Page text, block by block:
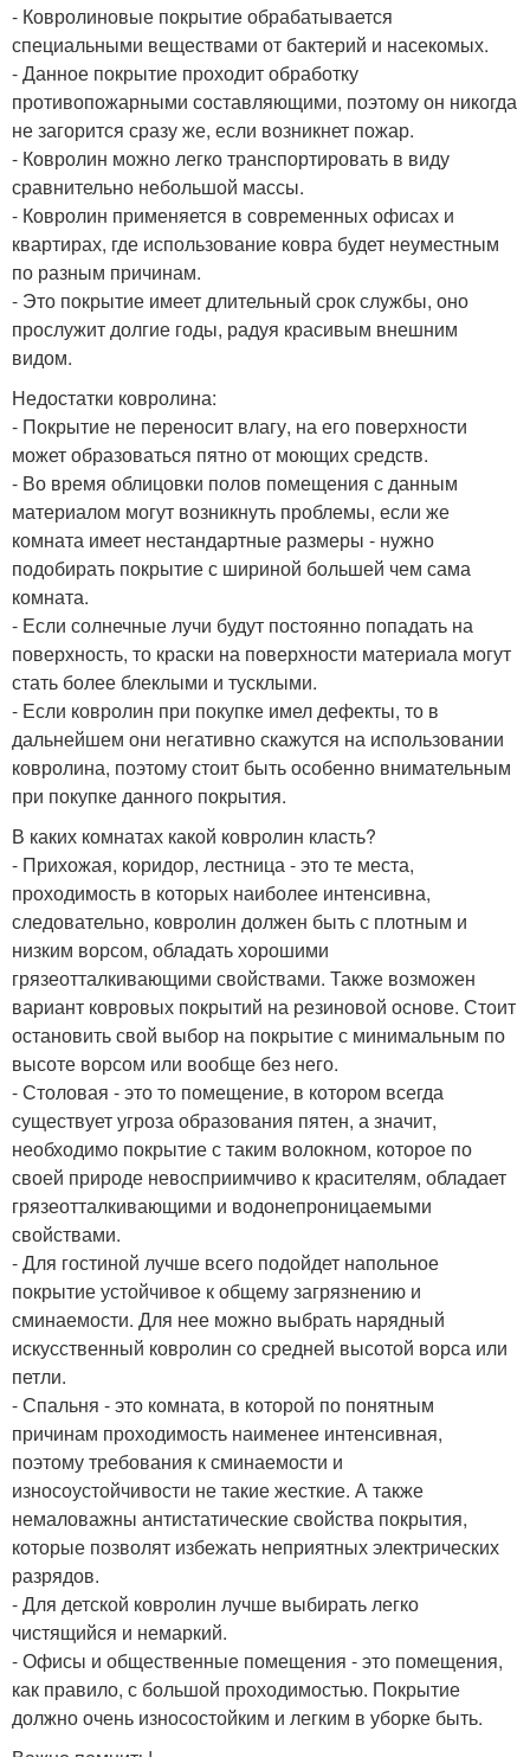
- Ковролиновые покрытие обрабатывается
специальными веществами от бактерий и насекомых.
- Данное покрытие проходит обработку
противопожарными составляющими, поэтому он никогда
не загорится сразу же, если возникнет пожар.
- Ковролин можно легко транспортировать в виду
сравнительно небольшой массы.
- Ковролин применяется в современных офисах и
квартирах, где использование ковра будет неуместным
по разным причинам.
- Это покрытие имеет длительный срок службы, оно
прослужит долгие годы, радуя красивым внешним
видом.
Недостатки ковролина:
- Покрытие не переносит влагу, на его поверхности
может образоваться пятно от моющих средств.
- Во время облицовки полов помещения с данным
материалом могут возникнуть проблемы, если же
комната имеет нестандартные размеры - нужно
подобирать покрытие с шириной большей чем сама
комната.
- Если солнечные лучи будут постоянно попадать на
поверхность, то краски на поверхности материала могут
стать более блеклыми и тусклыми.
- Если ковролин при покупке имел дефекты, то в
дальнейшем они негативно скажутся на использовании
ковролина, поэтому стоит быть особенно внимательным
при покупке данного покрытия.
В каких комнатах какой ковролин класть?
- Прихожая, коридор, лестница - это те места,
проходимость в которых наиболее интенсивна,
следовательно, ковролин должен быть с плотным и
низким ворсом, обладать хорошими
грязеотталкивающими свойствами. Также возможен
вариант ковровых покрытий на резиновой основе. Стоит
остановить свой выбор на покрытие с минимальным по
высоте ворсом или вообще без него.
- Столовая - это то помещение, в котором всегда
существует угроза образования пятен, а значит,
необходимо покрытие с таким волокном, которое по
своей природе невосприимчиво к красителям, обладает
грязеотталкивающими и водонепроницаемыми
свойствами.
- Для гостиной лучше всего подойдет напольное
покрытие устойчивое к общему загрязнению и
сминаемости. Для нее можно выбрать нарядный
искусственный ковролин со средней высотой ворса или
петли.
- Спальня - это комната, в которой по понятным
причинам проходимость наименее интенсивная,
поэтому требования к сминаемости и
износоустойчивости не такие жесткие. А также
немаловажны антистатические свойства покрытия,
которые позволят избежать неприятных электрических
разрядов.
- Для детской ковролин лучше выбирать легко
чистящийся и немаркий.
- Офисы и общественные помещения - это помещения,
как правило, с большой проходимостью. Покрытие
должно очень износостойким и легким в уборке быть.